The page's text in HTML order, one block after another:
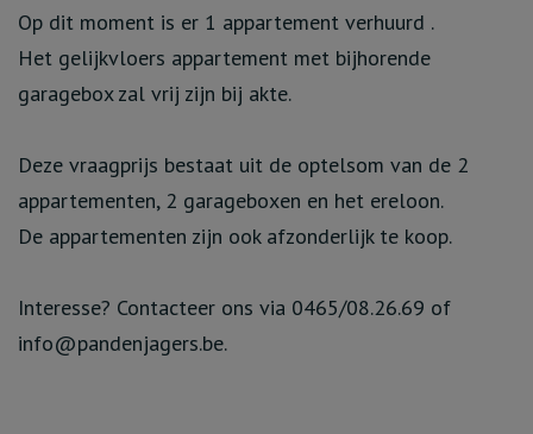
Op dit moment is er 1 appartement verhuurd .
Het gelijkvloers appartement met bijhorende
garagebox zal vrij zijn bij akte.
Deze vraagprijs bestaat uit de optelsom van de 2
appartementen, 2 garageboxen en het ereloon.
De appartementen zijn ook afzonderlijk te koop.
Interesse? Contacteer ons via 0465/08.26.69 of
info@pandenjagers.be.